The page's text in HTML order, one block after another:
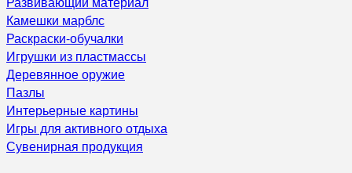
Камешки марблс
Раскраски-обучалки
Игрушки из пластмассы
Деревянное оружие
Пазлы
Интерьерные картины
Игры для активного отдыха
Сувенирная продукция